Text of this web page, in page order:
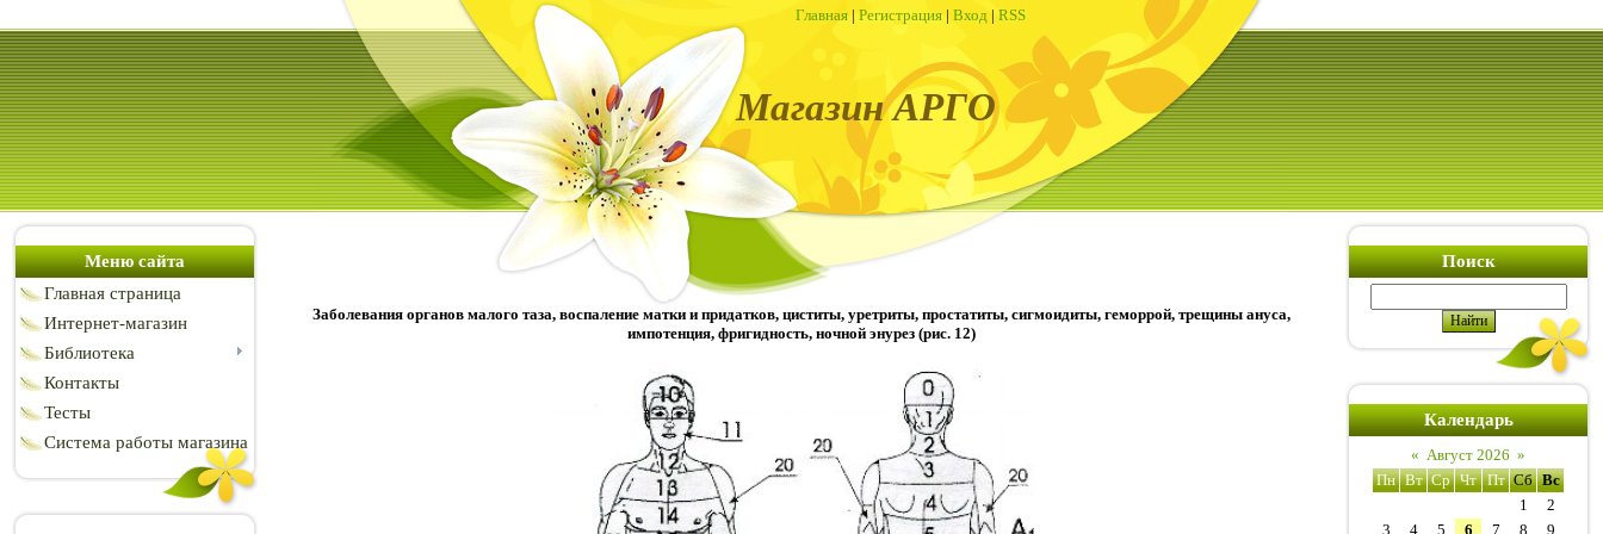
Главная | Регистрация | Вход | RSS
Магазин АРГО
Меню сайта
Главная страница
Интернет-магазин
Библиотека
Контакты
Тесты
Система работы магазина
Заболевания органов малого таза, воспаление матки и придатков, циститы, уретриты, простатиты, сигмоидиты, геморрой, трещины ануса,
импотенция, фригидность, ночной энурез (рис. 12)
Поиск
Календарь
« Август 2026 »
Пн Вт Ср Чт Пт Сб Вс
1
2
3
4 5 6 7 8 9